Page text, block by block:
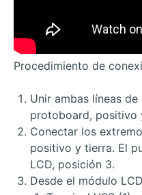
Procedimiento de
Unir ambas líneas
protoboard, positivo
Conectar los
positivo y tierra. El
LCD, posición 3.
Desde el módulo LCD